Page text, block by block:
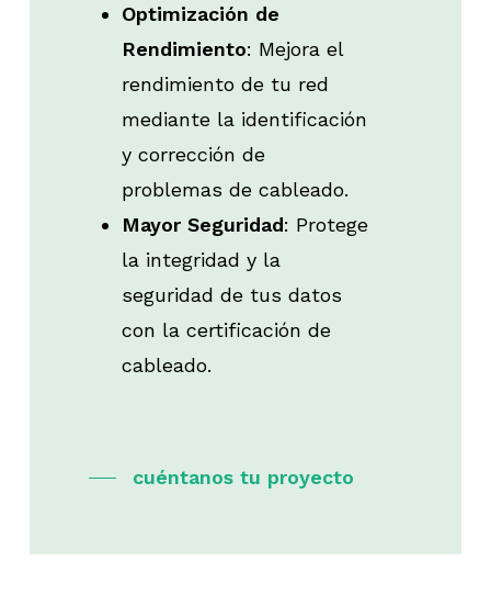
Optimización de
Rendimiento: Mejora el
rendimiento de tu red
mediante la identificación
y corrección de
problemas de cableado.
Mayor Seguridad: Protege
la integridad y la
seguridad de tus datos
con la certificación de
cableado.
cuéntanos tu proyecto